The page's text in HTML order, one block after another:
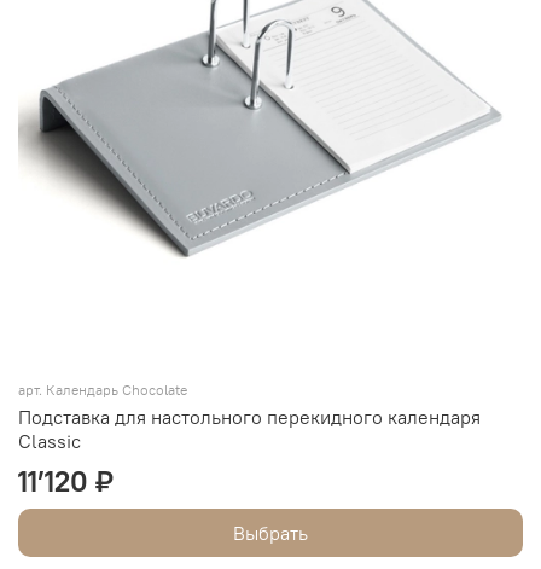
арт. Календарь Chocolate
Подставка для настольного перекидного календаря
Classic
11’120 ₽
Выбрать